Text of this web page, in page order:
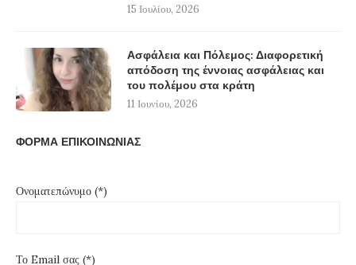
15 Ιουλίου, 2026
Ασφάλεια και Πόλεμος: Διαφορετική
απόδοση της έννοιας ασφάλειας και
του πολέμου στα κράτη
11 Ιουνίου, 2026
ΦΟΡΜΑ ΕΠΙΚΟΙΝΩΝΙΑΣ
Ονοματεπώνυμο (*)
Το Email σας (*)